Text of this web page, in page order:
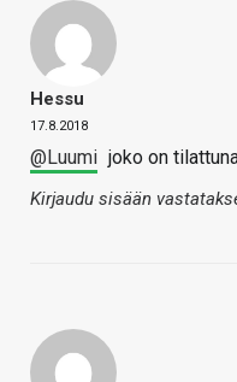
Hessu
17.8.2018
@Luumi joko on
Kirjaudu sisään